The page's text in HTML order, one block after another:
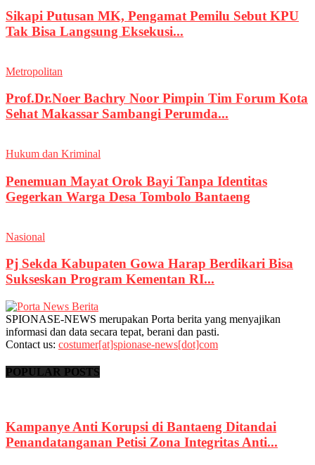
Sikapi Putusan MK, Pengamat Pemilu Sebut KPU
Tak Bisa Langsung Eksekusi...
Metropolitan
Prof.Dr.Noer Bachry Noor Pimpin Tim Forum Kota
Sehat Makassar Sambangi Perumda...
Hukum dan Kriminal
Penemuan Mayat Orok Bayi Tanpa Identitas
Gegerkan Warga Desa Tombolo Bantaeng
Nasional
Pj Sekda Kabupaten Gowa Harap Berdikari Bisa
Sukseskan Program Kementan RI...
SPIONASE-NEWS merupakan Porta berita yang menyajikan
informasi dan data secara tepat, berani dan pasti.
Contact us: costumer[at]spionase-news[dot]com
POPULAR POSTS
Kampanye Anti Korupsi di Bantaeng Ditandai
Penandatanganan Petisi Zona Integritas Anti...